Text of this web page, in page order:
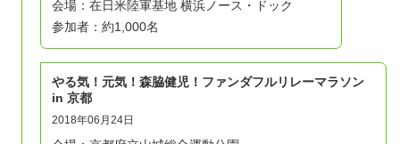
会場：在日米陸軍基地 横浜ノース・ドック
参加者：約1,000名
やる気！元気！森脇健児！ファンダフルリレーマラソン
in 京都
2018年06月24日